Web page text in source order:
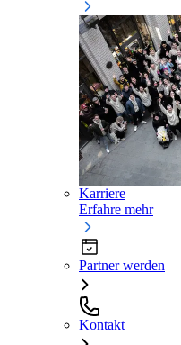
Karriere
Erfahre mehr
Partner werden
Kontakt